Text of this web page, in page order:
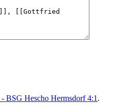
BSG Hescho Hermsdorf 4:1 .